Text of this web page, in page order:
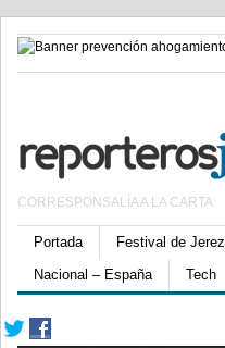
CORRESPONSALÍA A LA CARTA
Portada Festival de Jerez
Nacional – España
Tech